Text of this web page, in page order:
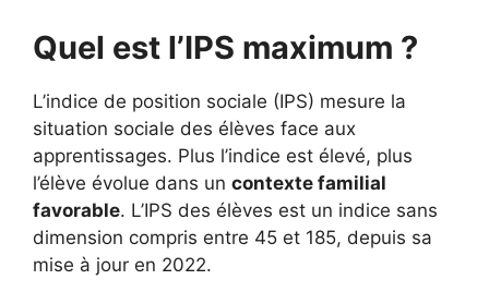
Quel est l’IPS maximum ?
L’indice de position sociale (IPS) mesure la
situation sociale des élèves face aux
apprentissages. Plus l’indice est élevé, plus
l’élève évolue dans un contexte familial
favorable. L’IPS des élèves est un indice sans
dimension compris entre 45 et 185, depuis sa
mise à jour en 2022.